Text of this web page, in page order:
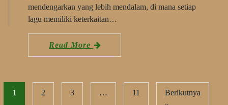
mendengarkan yang lebih mendalam, di mana setiap
lagu memiliki keterkaitan…
Read More
1 2 3 … 11
Berikutnya